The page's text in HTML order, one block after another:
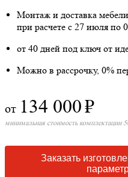
Монтаж и доставка
при расчете с 27 июля по
от 40 дней под ключ от
Можно в рассрочку, 0%
от 134 000₽
минимальная стоимость комплектации
Заказать